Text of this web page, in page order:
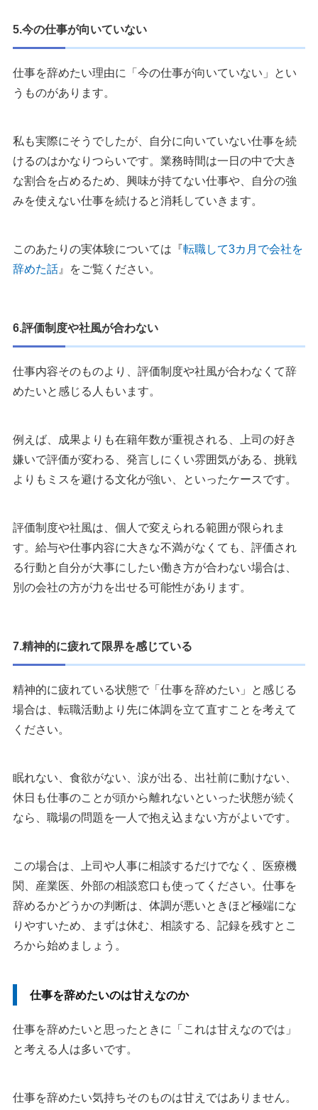
5.今の仕事が向いていない
仕事を辞めたい理由に「今の仕事が向いていない」とい
うものがあります。
私も実際にそうでしたが、自分に向いていない仕事を続
けるのはかなりつらいです。業務時間は一日の中で大き
な割合を占めるため、興味が持てない仕事や、自分の強
みを使えない仕事を続けると消耗していきます。
このあたりの実体験については『転職して3カ月で会社を
辞めた話 』をご覧ください。
6.評価制度や社風が合わない
仕事内容そのものより、評価制度や社風が合わなくて辞
めたいと感じる人もいます。
例えば、成果よりも在籍年数が重視される、上司の好き
嫌いで評価が変わる、発言しにくい雰囲気がある、挑戦
よりもミスを避ける文化が強い、といったケースです。
評価制度や社風は、個人で変えられる範囲が限られま
す。給与や仕事内容に大きな不満がなくても、評価され
る行動と自分が大事にしたい働き方が合わない場合は、
別の会社の方が力を出せる可能性があります。
7.精神的に疲れて限界を感じている
精神的に疲れている状態で「仕事を辞めたい」と感じる
場合は、転職活動より先に体調を立て直すことを考えて
ください。
眠れない、食欲がない、涙が出る、出社前に動けない、
休日も仕事のことが頭から離れないといった状態が続く
なら、職場の問題を一人で抱え込まない方がよいです。
この場合は、上司や人事に相談するだけでなく、医療機
関、産業医、外部の相談窓口も使ってください。仕事を
辞めるかどうかの判断は、体調が悪いときほど極端にな
りやすいため、まずは休む、相談する、記録を残すとこ
ろから始めましょう。
仕事を辞めたいのは甘えなのか
仕事を辞めたいと思ったときに「これは甘えなのでは」
と考える人は多いです。
仕事を辞めたい気持ちそのものは甘えではありません。